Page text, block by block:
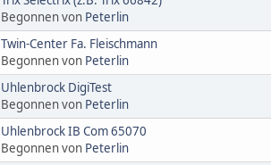
Begonnen von Peterlin
Twin-Center Fa. Fleischmann
Begonnen von Peterlin
Uhlenbrock DigiTest
Begonnen von Peterlin
Uhlenbrock IB Com 65070
Begonnen von Peterlin